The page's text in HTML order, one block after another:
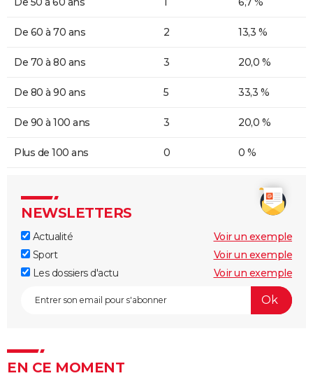
De 60 à 70 ans 2 13,3 %
De 70 à 80 ans 3 20,0 %
De 80 à 90 ans 5 33,3 %
De 90 à 100 ans 3 20,0 %
Plus de 100 ans 0 0 %
NEWSLETTERS
Actualité
Voir un exemple
Sport
Voir un exemple
Les dossiers d'actu
Voir un exemple
EN CE MOMENT